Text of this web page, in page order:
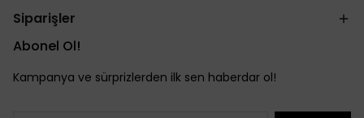
Siparişler
Abonel Ol!
Kampanya ve sürprizlerden ilk sen haberdar ol!